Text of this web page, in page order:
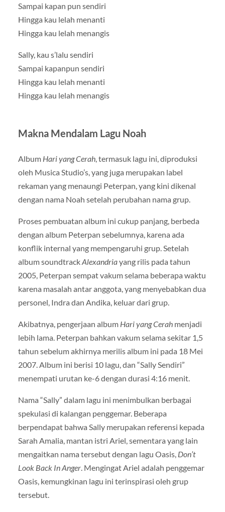
Sampai kapan pun sendiri
Hingga kau lelah menanti
Hingga kau lelah menangis
Sally, kau s’lalu sendiri
Sampai kapanpun sendiri
Hingga kau lelah menanti
Hingga kau lelah menangis
Makna Mendalam Lagu Noah
Album Hari yang Cerah, termasuk lagu ini, diproduksi
oleh Musica Studio’s, yang juga merupakan label
rekaman yang menaungi Peterpan, yang kini dikenal
dengan nama Noah setelah perubahan nama grup.
Proses pembuatan album ini cukup panjang, berbeda
dengan album Peterpan sebelumnya, karena ada
konflik internal yang mempengaruhi grup. Setelah
album soundtrackAlexandriayang rilis pada tahun
2005, Peterpan sempat vakum selama beberapa waktu
karena masalah antar anggota, yang menyebabkan dua
personel, Indra dan Andika, keluar dari grup.
Akibatnya, pengerjaan album Hari yang Cerahmenjadi
lebih lama. Peterpan bahkan vakum selama sekitar 1,5
tahun sebelum akhirnya merilis album ini pada 18 Mei
2007. Album ini berisi 10 lagu, dan “Sally Sendiri”
menempati urutan ke-6 dengan durasi 4:16 menit.
Nama “Sally” dalam lagu ini menimbulkan berbagai
spekulasi di kalangan penggemar. Beberapa
berpendapat bahwa Sally merupakan referensi kepada
Sarah Amalia, mantan istri Ariel, sementara yang lain
mengaitkan nama tersebut dengan lagu Oasis, Don’t
Look Back In Anger. Mengingat Ariel adalah penggemar
Oasis, kemungkinan lagu ini terinspirasi oleh grup
tersebut.